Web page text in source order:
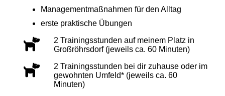
Managementmaßnahmen für den Alltag
erste praktische Übungen
2 Trainingsstunden auf meinem Platz in
Großröhrsdorf (jeweils ca. 60 Minuten)
2 Trainingsstunden bei dir zuhause oder im
gewohnten Umfeld* (jeweils ca. 60
Minuten)